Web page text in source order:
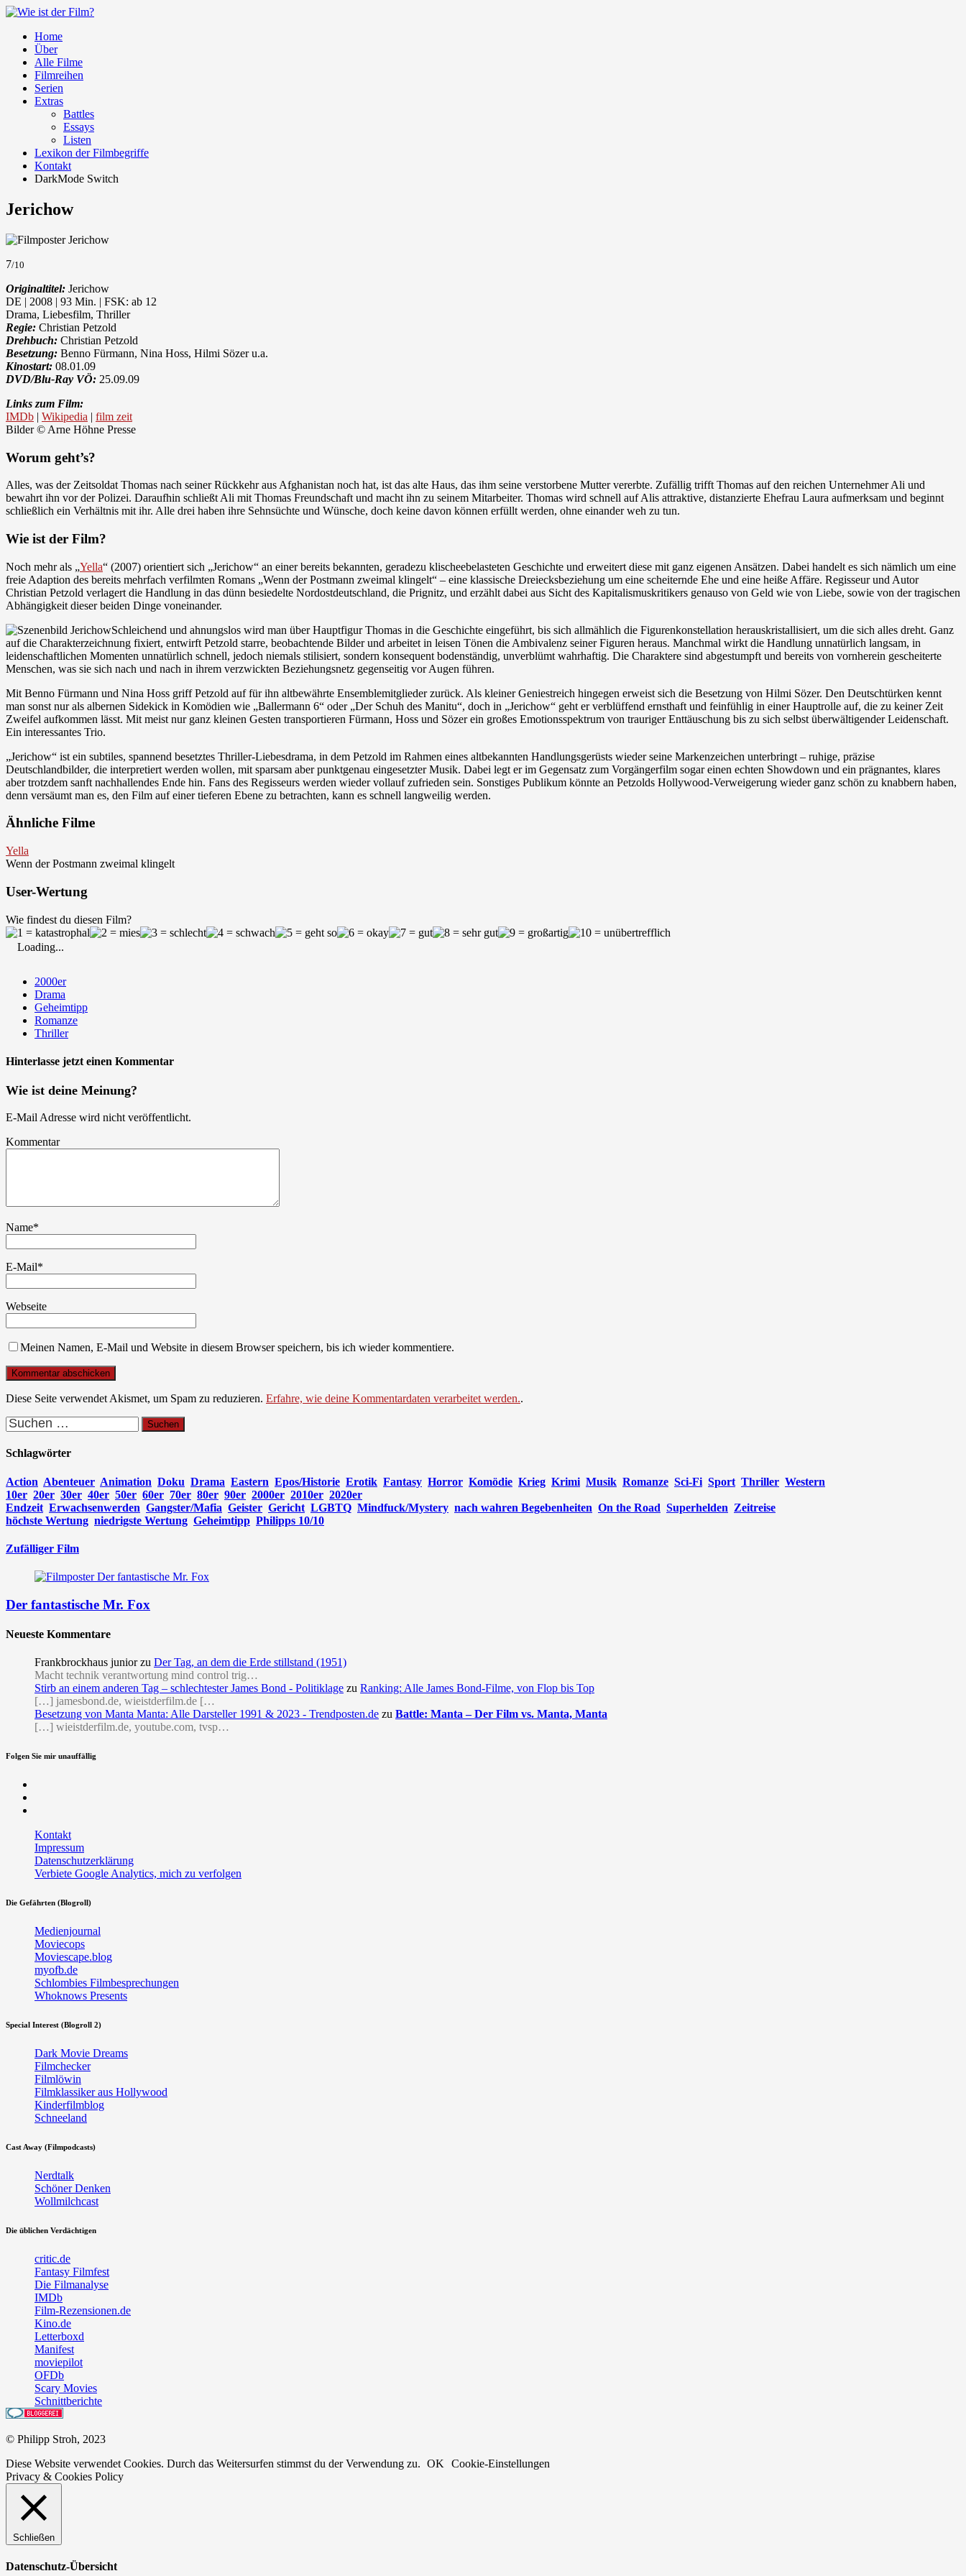
Home
Über
Alle Filme
Filmreihen
Serien
Extras
Battles
Essays
Listen
Lexikon der Filmbegriffe
Kontakt
DarkMode Switch
Jerichow
7/10
Originaltitel: Jerichow
DE | 2008 | 93 Min. | FSK: ab 12
Drama, Liebesfilm, Thriller
Regie: Christian Petzold
Drehbuch: Christian Petzold
Besetzung: Benno Fürmann, Nina Hoss, Hilmi Sözer u.a.
Kinostart: 08.01.09
DVD/Blu-Ray VÖ: 25.09.09
Links zum Film:
IMDb | Wikipedia | film zeit
Bilder © Arne Höhne Presse
Worum geht’s?
Alles, was der Zeitsoldat Thomas nach seiner Rückkehr aus Afghanistan noch hat, ist das alte Haus, das ihm seine verstorbene Mutter vererbte. Zufällig trifft Thomas auf den reichen Unternehmer Ali und
bewahrt ihn vor der Polizei. Daraufhin schließt Ali mit Thomas Freundschaft und macht ihn zu seinem Mitarbeiter. Thomas wird schnell auf Alis attraktive, distanzierte Ehefrau Laura aufmerksam und beginnt
schließlich ein Verhältnis mit ihr. Alle drei haben ihre Sehnsüchte und Wünsche, doch keine davon können erfüllt werden, ohne einander weh zu tun.
Wie ist der Film?
Noch mehr als „Yella“ (2007) orientiert sich „Jerichow“ an einer bereits bekannten, geradezu klischeebelasteten Geschichte und erweitert diese mit ganz eigenen Ansätzen. Dabei handelt es sich nämlich um eine
freie Adaption des bereits mehrfach verfilmten Romans „Wenn der Postmann zweimal klingelt“ – eine klassische Dreiecksbeziehung um eine scheiternde Ehe und eine heiße Affäre. Regisseur und Autor
Christian Petzold verlagert die Handlung in das dünn besiedelte Nordostdeutschland, die Prignitz, und erzählt dabei aus Sicht des Kapitalismuskritikers genauso von Geld wie von Liebe, sowie von der tragischen
Abhängigkeit dieser beiden Dinge voneinander.
Schleichend und ahnungslos wird man über Hauptfigur Thomas in die Geschichte eingeführt, bis sich allmählich die Figurenkonstellation herauskristallisiert, um die sich alles dreht. Ganz
auf die Charakterzeichnung fixiert, entwirft Petzold starre, beobachtende Bilder und arbeitet in leisen Tönen die Ambivalenz seiner Figuren heraus. Manchmal wirkt die Handlung unnatürlich langsam, in
leidenschaftlichen Momenten unnatürlich schnell, jedoch niemals stilisiert, sondern konsequent bodenständig, unverblümt wahrhaftig. Die Charaktere sind abgestumpft und bereits von vornherein gescheiterte
Menschen, was sie sich nach und nach in ihrem verzwickten Beziehungsnetz gegenseitig vor Augen führen.
Mit Benno Fürmann und Nina Hoss griff Petzold auf für ihn altbewährte Ensemblemitglieder zurück. Als kleiner Geniestreich hingegen erweist sich die Besetzung von Hilmi Sözer. Den Deutschtürken kennt
man sonst nur als albernen Sidekick in Komödien wie „Ballermann 6“ oder „Der Schuh des Manitu“, doch in „Jerichow“ geht er verblüffend ernsthaft und feinfühlig in einer Hauptrolle auf, die zu keiner Zeit
Zweifel aufkommen lässt. Mit meist nur ganz kleinen Gesten transportieren Fürmann, Hoss und Sözer ein großes Emotionsspektrum von trauriger Enttäuschung bis zu sich selbst überwältigender Leidenschaft.
Ein interessantes Trio.
„Jerichow“ ist ein subtiles, spannend besetztes Thriller-Liebesdrama, in dem Petzold im Rahmen eines altbekannten Handlungsgerüsts wieder seine Markenzeichen unterbringt – ruhige, präzise
Deutschlandbilder, die interpretiert werden wollen, mit sparsam aber punktgenau eingesetzter Musik. Dabei legt er im Gegensatz zum Vorgängerfilm sogar einen echten Showdown und ein prägnantes, klares
aber trotzdem sanft nachhallendes Ende hin. Fans des Regisseurs werden wieder vollauf zufrieden sein. Sonstiges Publikum könnte an Petzolds Hollywood-Verweigerung wieder ganz schön zu knabbern haben,
denn versäumt man es, den Film auf einer tieferen Ebene zu betrachten, kann es schnell langweilig werden.
Ähnliche Filme
Yella
Wenn der Postmann zweimal klingelt
User-Wertung
Wie findest du diesen Film?
Loading...
2000er
Drama
Geheimtipp
Romanze
Thriller
Hinterlasse jetzt einen Kommentar
Wie ist deine Meinung?
E-Mail Adresse wird nicht veröffentlicht.
Kommentar
Name*
E-Mail*
Webseite
Meinen Namen, E-Mail und Website in diesem Browser speichern, bis ich wieder kommentiere.
Diese Seite verwendet Akismet, um Spam zu reduzieren. Erfahre, wie deine Kommentardaten verarbeitet werden..
Suchen
nach:
Schlagwörter
Action Abenteuer Animation Doku Drama Eastern Epos/Historie Erotik Fantasy Horror Komödie Krieg Krimi Musik Romanze Sci-Fi Sport Thriller Western
10er 20er 30er 40er 50er 60er 70er 80er 90er 2000er 2010er 2020er
Endzeit Erwachsenwerden Gangster/Mafia Geister Gericht LGBTQ Mindfuck/Mystery nach wahren Begebenheiten On the Road Superhelden Zeitreise
höchste Wertung niedrigste Wertung Geheimtipp Philipps 10/10
Zufälliger Film
Der fantastische Mr. Fox
Neueste Kommentare
Frankbrockhaus junior zu Der Tag, an dem die Erde stillstand (1951)
Macht technik verantwortung mind control trig…
Stirb an einem anderen Tag – schlechtester James Bond - Politiklage zu Ranking: Alle James Bond-Filme, von Flop bis Top
[…] jamesbond.de, wieistderfilm.de […
Besetzung von Manta Manta: Alle Darsteller 1991 & 2023 - Trendposten.de zu Battle: Manta – Der Film vs. Manta, Manta
[…] wieistderfilm.de, youtube.com, tvsp…
Folgen Sie mir unauffällig
Kontakt
Impressum
Datenschutzerklärung
Verbiete Google Analytics, mich zu verfolgen
Die Gefährten (Blogroll)
Medienjournal
Moviecops
Moviescape.blog
myofb.de
Schlombies Filmbesprechungen
Whoknows Presents
Special Interest (Blogroll 2)
Dark Movie Dreams
Filmchecker
Filmlöwin
Filmklassiker aus Hollywood
Kinderfilmblog
Schneeland
Cast Away (Filmpodcasts)
Nerdtalk
Schöner Denken
Wollmilchcast
Die üblichen Verdächtigen
critic.de
Fantasy Filmfest
Die Filmanalyse
IMDb
Film-Rezensionen.de
Kino.de
Letterboxd
Manifest
moviepilot
OFDb
Scary Movies
Schnittberichte
© Philipp Stroh, 2023
Diese Website verwendet Cookies. Durch das Weitersurfen stimmst du der Verwendung zu. OK
Cookie-Einstellungen
Privacy & Cookies Policy
Schließen
Datenschutz-Übersicht